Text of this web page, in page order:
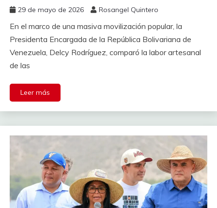
29 de mayo de 2026 Rosangel Quintero
En el marco de una masiva movilización popular, la
Presidenta Encargada de la República Bolivariana de
Venezuela, Delcy Rodríguez, comparó la labor artesanal
de las
Leer más